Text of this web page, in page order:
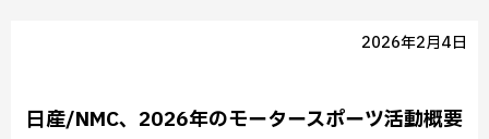
2026年2月4日
日産/NMC、2026年のモータースポーツ活動概要